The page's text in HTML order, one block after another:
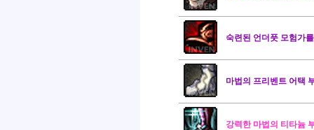
숙련된 언더풋 모험가
마법의 프리벤트 어택
강력한 마법의 티타늄